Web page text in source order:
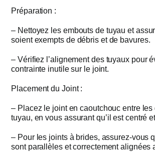
Préparation :
– Nettoyez les embouts de tuyau et
soient exempts de débris et de bavures.
– Vérifiez l’alignement des tuyaux pour
contrainte inutile sur le joint.
Placement du Joint :
– Placez le joint en caoutchouc entre les
tuyau, en vous assurant qu’il est centré
– Pour les joints à brides, assurez-vous
sont parallèles et correctement alignées